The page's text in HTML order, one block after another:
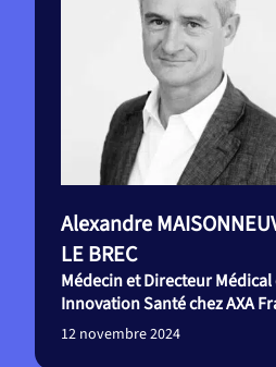
Alexandre
LE BREC
Médecin et Directeur Médical
Innovation Santé chez AXA
12 novembre 2024